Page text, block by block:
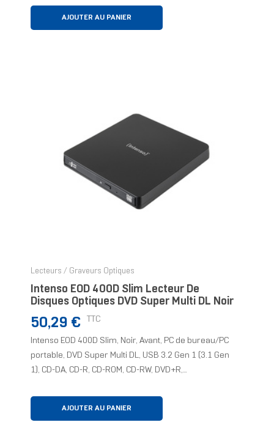
AJOUTER AU PANIER
Lecteurs / Graveurs Optiques
Intenso EOD 400D Slim Lecteur De
Disques Optiques DVD Super Multi DL Noir
Prix
50,29 € TTC
Intenso EOD 400D Slim, Noir, Avant, PC de bureau/PC
portable, DVD Super Multi DL, USB 3.2 Gen 1 (3.1 Gen
1), CD-DA, CD-R, CD-ROM, CD-RW, DVD+R,...
AJOUTER AU PANIER